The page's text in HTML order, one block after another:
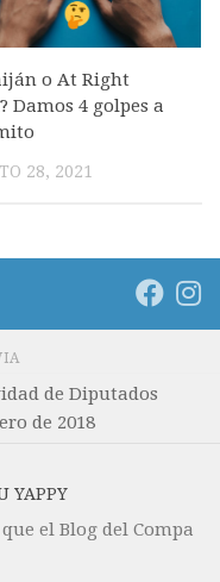
o At Right
Damos 4 golpes a
28, 2021
de Diputados
de 2018
YAPPY
el Blog del Compa